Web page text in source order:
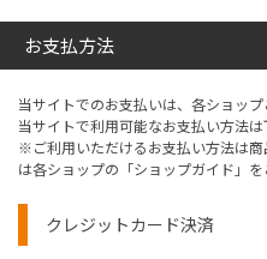
お支払方法
当サイトでのお支払いは、各ショップ
当サイトで利用可能なお支払い方法は
※ご利用いただけるお支払い方法は
は各ショップの「ショップガイド」を
クレジットカード決済